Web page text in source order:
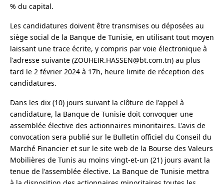
% du capital.
Les candidatures doivent être transmises ou déposées au
siège social de la Banque de Tunisie, en utilisant tout moyen
laissant une trace écrite, y compris par voie électronique à
l'adresse suivante (ZOUHEIR.HASSEN@bt.com.tn) au plus
tard le 2 février 2024 à 17h, heure limite de réception des
candidatures.
Dans les dix (10) jours suivant la clôture de l'appel à
candidature, la Banque de Tunisie doit convoquer une
assemblée élective des actionnaires minoritaires. L'avis de
convocation sera publié sur le Bulletin officiel du Conseil du
Marché Financier et sur le site web de la Bourse des Valeurs
Mobilières de Tunis au moins vingt-et-un (21) jours avant la
tenue de l'assemblée élective. La Banque de Tunisie mettra